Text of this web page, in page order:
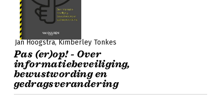
Jan Hoogstra Kimberley Tonkes
Pas (er)op! - Over
informatiebeveiliging,
bewustwording en
gedragsverandering